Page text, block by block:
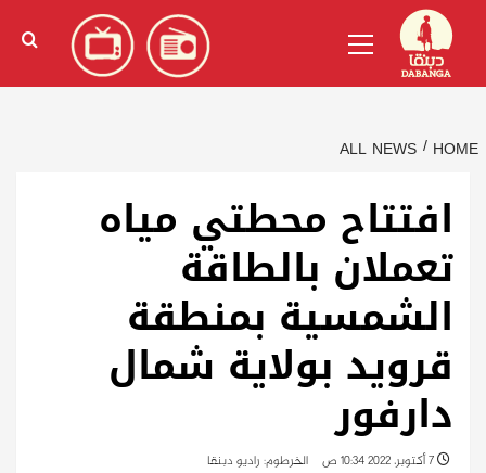
content
الإنجليزية)
Menu
HOME
ALL NEWS
افتتاح محطتي مياه
تعملان بالطاقة
الشمسية بمنطقة
قرويد بولاية شمال
دارفور
الخرطوم: راديو دبنقا